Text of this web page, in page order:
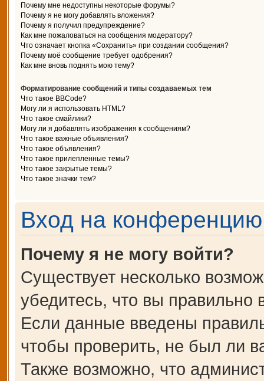
Почему мне недоступны некоторые форумы?
Почему я не могу добавлять вложения?
Почему я получил предупреждение?
Как мне пожаловаться на сообщения модератору?
Что означает кнопка «Сохранить» при создании сообщения?
Почему моё сообщение требует одобрения?
Как мне вновь поднять мою тему?
Форматирование сообщений и типы создаваемых тем
Что такое BBCode?
Могу ли я использовать HTML?
Что такое смайлики?
Могу ли я добавлять изображения к сообщениям?
Что такое важные объявления?
Что такое объявления?
Что такое прилепленные темы?
Что такое закрытые темы?
Что такое значки тем?
Вход на конференцию
Почему я не могу войти?
Существует несколько
убедитесь, что вы правильно
Если данные введены
чтобы проверить, не был ли
Также возможно, что